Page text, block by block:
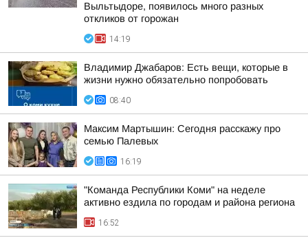
Выльтыдоре, появилось много разных
откликов от горожан
14:19
Владимир Джабаров: Есть вещи, которые в
жизни нужно обязательно попробовать
08:40
Максим Мартышин: Сегодня расскажу про
семью Палевых
16:19
"Команда Республики Коми" на неделе
активно ездила по городам и района региона
16:52